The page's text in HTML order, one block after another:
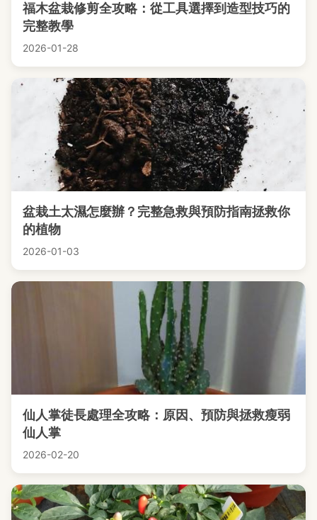
福木盆栽修剪全攻略：從工具選擇到造型技巧的
完整教學
2026-01-28
盆栽土太濕怎麼辦？完整急救與預防指南拯救你
的植物
2026-01-03
仙人掌徒長處理全攻略：原因、預防與拯救瘦弱
仙人掌
2026-02-20